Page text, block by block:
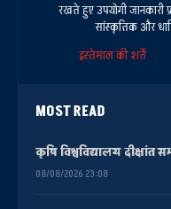
रखते हुए उपयोगी
सांस्कृतिक और
इस्तेमाल की शर्तें
MOST READ
कृषि विश्वविद्यालय दीक्षांत
08/08/2026 23:08